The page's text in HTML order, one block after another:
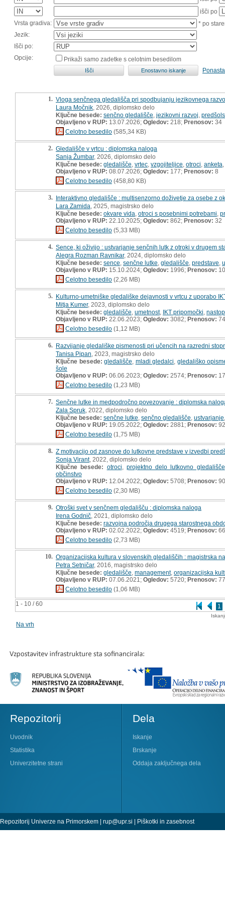
išči po
Vrsta gradiva:
* po
Jezik:
Išči po:
Opcije:
Prikaži samo zadetke s celotnim besedilom
1 - 10 / 60 1
1. Vloga senčnega gledališča pri spodbujanju jezikovnega
Laura Močnik , 2026, diplomsko delo
Ključne besede: senčno gledališče jezikovni razvoj
Objavljeno v RUP: 13.07.2026; Ogledov: 218; Prenosov: 34
Celotno besedilo (585,34 KB)
2. Gledališče v vrtcu : diplomska naloga
Sanja Žumbar, 2026, diplomsko delo
Ključne besede: gledališče vrtec vzgojiteljice otroci anketa
Objavljeno v RUP: 08.07.2026; Ogledov: 177; Prenosov: 8
Celotno besedilo (458,80 KB)
3. Interaktivno gledališče : multisenzorno doživetje za osebe z
Lara Zamida , 2025, magistrsko delo
Ključne besede: okvare vida otroci s posebnimi potrebami
Objavljeno v RUP: 22.10.2025; Ogledov: 862; Prenosov: 32
Celotno besedilo (5,33 MB)
4. Sence, ki oživijo : ustvarjanje senčnih lutk z otroki v drugem
Alegra Rozman Ravnikar, 2024, diplomsko delo
Ključne besede: sence senčne lutke gledališče predstave
Objavljeno v RUP: 15.10.2024; Ogledov: 1996; Prenosov:
Celotno besedilo (2,26 MB)
5. Kulturno-umetniške gledališke dejavnosti v vrtcu z uporabo
Mitja Kumer, 2023, diplomsko delo
Ključne besede: gledališče umetnost, IKT pripomočki
Objavljeno v RUP: 22.06.2023; Ogledov: 3082; Prenosov: 74
Celotno besedilo (1,12 MB)
6. Razvijanje gledališke pismenosti pri učencih na razredni
Tanisa Pipan , 2023, magistrsko delo
Ključne besede: gledališče mladi gledalci gledališko
šole
Objavljeno v RUP: 06.06.2023; Ogledov: 2574; Prenosov:
Celotno besedilo (1,23 MB)
7. Senčne lutke in medpodročno povezovanje : diplomska
Zala Spruk , 2022, diplomsko delo
Ključne besede: senčne lutke senčno gledališče ustvarjanje
Objavljeno v RUP: 19.05.2022; Ogledov: 2881; Prenosov: 92
Celotno besedilo (1,75 MB)
8. Z motivacijo od zasnove do lutkovne predstave v izvedbi
Sonja Virant, 2022, diplomsko delo
Ključne besede: otroci projektno delo lutkovno gledališče
občinstvo
Objavljeno v RUP: 12.04.2022; Ogledov: 5708; Prenosov: 90
Celotno besedilo (2,30 MB)
9. Otroški svet v senčnem gledališču : diplomska naloga
Irena Godnič , 2021, diplomsko delo
Ključne besede: razvojna področja drugega starostnega
Objavljeno v RUP: 02.02.2022; Ogledov: 4519; Prenosov: 66
Celotno besedilo (2,73 MB)
10. Organizacijska kultura v slovenskih gledališčih : magistrska
Petra Setničar, 2016, magistrsko delo
Ključne besede: gledališče management, organizacijska
Objavljeno v RUP: 07.06.2021; Ogledov: 5720; Prenosov: 77
Celotno besedilo (1,06 MB)
Na vrh
Repozitorij
Uvodnik
Statistika
Univerzitetne strani
Dela
Iskanje
Brskanje
Oddaja zaključnega dela
Repozitorij Univerze na Primorskem | rup@upr.si | Piškotki in zasebnost